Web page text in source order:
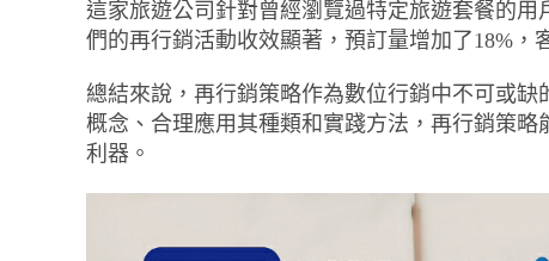
這家旅遊公司針對曾經瀏覽過特定旅遊套餐的
們的再行銷活動收效顯著，預訂量增加了18%，
總結來說，再行銷策略作為數位行銷中不可或
概念、合理應用其種類和實踐方法，再行銷策
利器。